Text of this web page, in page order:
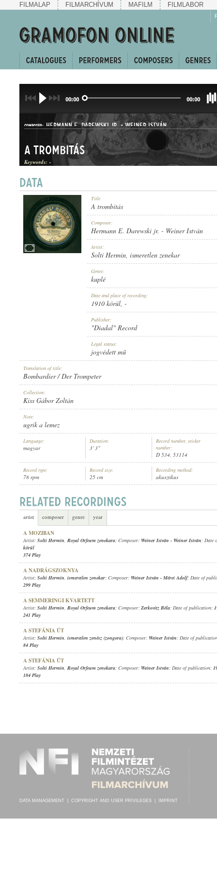
FILMALAP FILMARCHÍVUM MAFILM FILMLABOR
00:00 00:00
COMPOSER: HERMANN E. DAREWSKI JR.-WEINER ISTVÁN
KUPLÉ
"DIADAL" RECORD
RECORD NUMBER:
A trombitás
Keywords: -
Title
A trombitás
Composer:
Hermann E. Darewski jr. - Weiner István
Artist:
Solti Hermin, ismeretlen zenekar
Genre:
kuplé
Date and place of recording:
1910 körül, -
Publisher:
"Diadal" Record
Legal status:
jogvédett mű
Translation of title:
Bombardier / Der Trompeter
Collection:
Kiss Gábor Zoltán
Note:
ugrik a lemez
Language:
magyar
Duration:
3' 3"
Record number, sticker
number:
D 534, 53114
Record type:
78 rpm
Record size:
25 cm
Recording method:
akusztikus
artist composer genre year
A MOZIBAN
Artist: Solti Hermin, Royal Orfeum zenekara; Composer: Weiner István - Weiner István; Date
körül
374 Play
A NADRÁGSZOKNYA
Artist: Solti Hermin, ismeretlen zenekar; Composer: Weiner István - Mérei Adolf; Date of
299 Play
A SEMMERINGI KVARTETT
Artist: Solti Hermin, Royal Orfeum zenekara; Composer: Zerkovitz Béla; Date of publication:
241 Play
A STEFÁNIA ÚT
Artist: Solti Hermin, ismeretlen zenész (zongora); Composer: Weiner István; Date of
84 Play
A STEFÁNIA ÚT
Artist: Solti Hermin, Royal Orfeum zenekara; Composer: Weiner István; Date of publication:
184 Play
DATA MANAGEMENT COPYRIGHT AND USER PRIVILEGES IMPRINT